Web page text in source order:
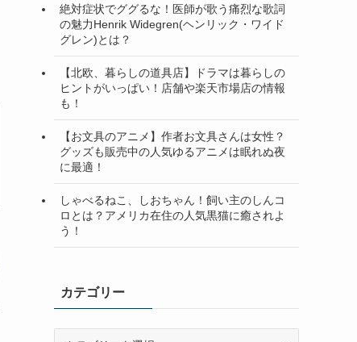
絶対症状でググるな！医師が歌う痛烈な歌詞
の魅力Henrik Widegren(ヘンリック・ワイド
グレン)とは？
【北欧、暮らしの道具店】ドラマは暮らしの
ヒントがいっぱい！店舗や楽天市場店の情報
も！
【お文具のアニメ】作者お文具さんは女性？
グッズも販売中の人気ゆるアニメは眠れぬ夜
に最適！
しゃべるねこ、しおちゃん！飼い主のしんコ
ロとは？アメリカ在住の人気黒猫に癒されよ
う！
カテゴリー